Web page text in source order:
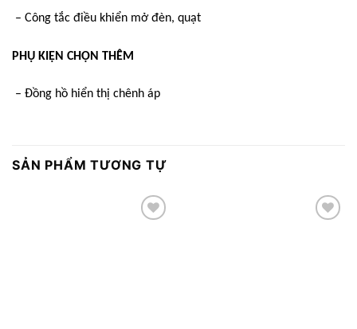
– Công tắc điều khiển mở đèn, quạt
PHỤ KIỆN CHỌN THÊM
– Đồng hồ hiển thị chênh áp
SẢN PHẨM TƯƠNG TỰ